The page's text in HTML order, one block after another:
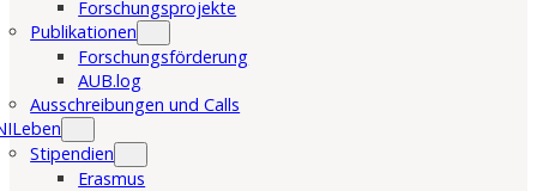
Forschungsprojekte
Publikationen
Forschungsförderung
AUB.log
Ausschreibungen und Calls
Stipendien
Erasmus